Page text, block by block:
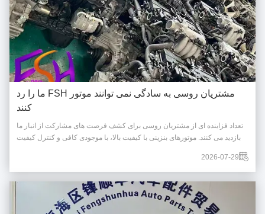
مشتریان روسی به سادگی نمی توانند موتور FSH ما را رد
کنند
تعداد فزاینده ای از مشتریان روسی برای کشف فرصت های مشارکت از انبار ما
بازدید می کنند. موتورهای بنزینی با کیفیت بالا، با موجودی کافی و کنترل کیفیت
2026-07-29